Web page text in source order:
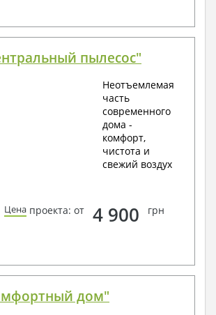
пылесос"
Неотъемлемая
часть
современного
дома -
комфорт,
чистота и
свежий воздух
Цена проекта: от 4 900 грн
дом"